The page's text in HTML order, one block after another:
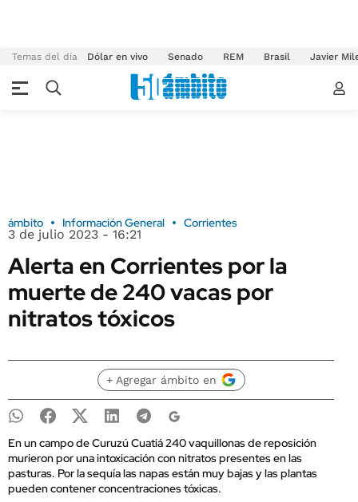
Temas del día Dólar en vivo Senado REM Brasil Javier
ámbito Información General Corrientes
3 de julio 2023 - 16:21
Alerta en Corrientes por la
muerte de 240 vacas por
nitratos tóxicos
+ Agregar ámbito en
En un campo de Curuzú Cuatiá 240 vaquillonas de reposición
murieron por una intoxicación con nitratos presentes en las
pasturas. Por la sequía las napas están muy bajas y las plantas
pueden contener concentraciones tóxicas.